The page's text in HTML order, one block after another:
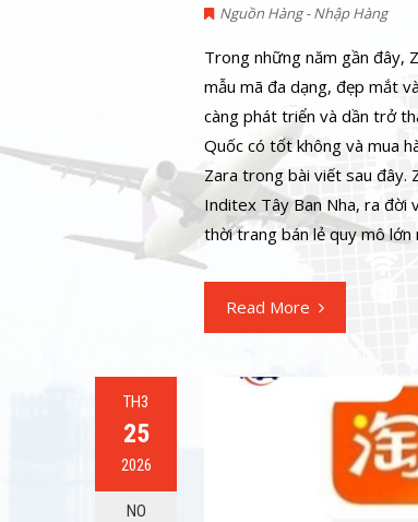
Nguồn Hàng - Nhập Hàng
Trong những năm gần đây,
mẫu mã đa dạng, đẹp mắt
càng phát triển và dần trở
Quốc có tốt không và mua
Zara trong bài viết sau đây.
Inditex Tây Ban Nha, ra đời
thời trang bán lẻ quy mô
Read More
TH3
25
2026
NO